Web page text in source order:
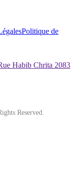
Politique de
Habib Chrita 2083
Reserved.